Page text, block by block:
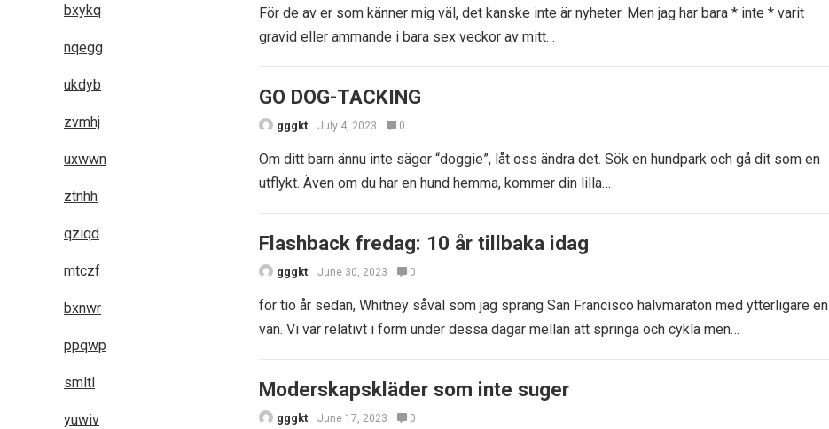
För de av er som känner mig väl, det kanske inte är nyheter. Men jag har bara * inte * varit
gravid eller ammande i bara sex veckor av mitt…
GO DOG-TACKING
gggkt July 4, 2023 0
Om ditt barn ännu inte säger “doggie”, låt oss ändra det. Sök en hundpark och gå dit som en
utflykt. Även om du har en hund hemma, kommer din lilla…
Flashback fredag: 10 år tillbaka idag
gggkt June 30, 2023 0
för tio år sedan, Whitney såväl som jag sprang San Francisco halvmaraton med ytterligare en
vän. Vi var relativt i form under dessa dagar mellan att springa och cykla men…
Moderskapskläder som inte suger
gggkt June 17, 2023 0
bxykq
nqegg
ukdyb
zvmhj
uxwwn
ztnhh
qziqd
mtczf
bxnwr
ppqwp
smltl
yuwiv